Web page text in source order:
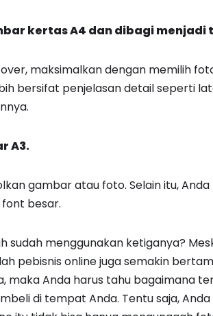
kertas A4 dan dibagi menjadi
maksimalkan dengan memilih
bersifat penjelasan detail seperti
A3.
gambar atau foto. Selain itu,
besar.
sudah menggunakan ketiganya?
pebisnis online juga semakin
maka Anda harus tahu bagaimana
di tempat Anda. Tentu saja,